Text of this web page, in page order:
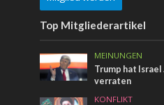
Top Mitgliederartikel
MEINUNGEN
Trump hat
verraten
KONFLIKT